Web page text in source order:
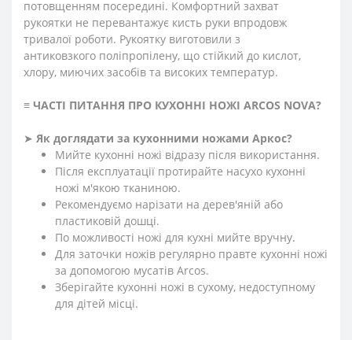
потовщенням посередині. Комфортний захват
рукоятки не перевантажує кисть руки впродовж
тривалої роботи. Рукоятку виготовили з
антиковзкого поліпропілену, що стійкий до кислот,
хлору, миючих засобів та високих температур.
≡ ЧАСТІ ПИТАННЯ ПРО КУХОННІ НОЖІ ARCOS NOVA?
➤ Як доглядати за кухонними ножами Аркос?
Мийте кухонні ножі відразу після використання.
Після експлуатації протирайте насухо кухонні
ножі м'якою тканиною.
Рекомендуємо нарізати на дерев'яній або
пластиковій дошці.
По можливості ножі для кухні мийте вручну.
Для заточки ножів регулярно правте кухонні ножі
за допомогою мусатів Arcos.
Зберігайте кухонні ножі в сухому, недоступному
для дітей місці.